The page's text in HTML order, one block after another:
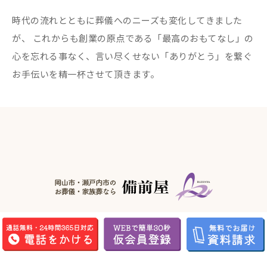
時代の流れとともに葬儀へのニーズも変化してきました
が、
これからも創業の原点である「最高のおもてなし」の
心を忘れる事なく、言い尽くせない「ありがとう」を繋ぐ
お手伝いを精一杯させて頂きます。
備前屋本社
〒701-4223 岡山県瀬戸内市邑久町豊原90-1